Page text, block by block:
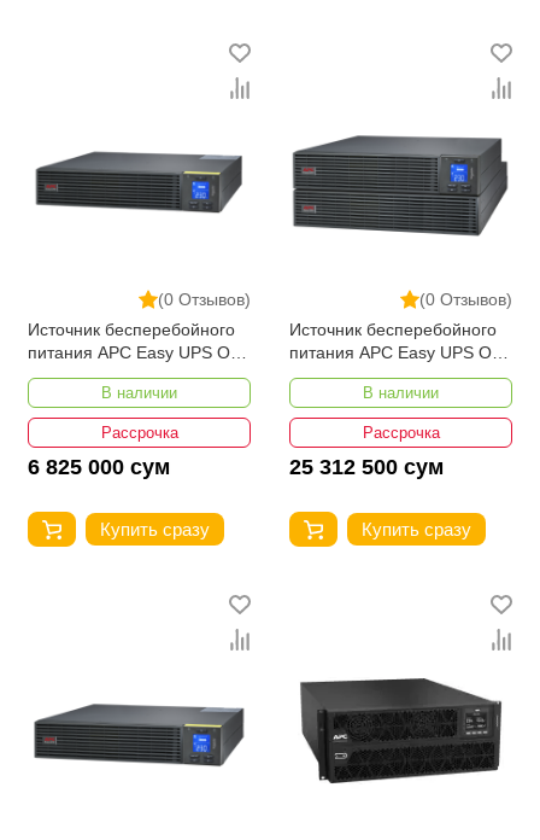
(0 Отзывов)
Источник бесперебойного
питания APC Easy UPS On-
Line, 1000VA/800W
В наличии
Рассрочка
6 825 000 сум
Купить сразу
(0 Отзывов)
Источник бесперебойного
питания APC Easy UPS On-
Line, 3kVA/2400W,
Rackmount 4U, 230V
В наличии
Рассрочка
25 312 500 сум
Купить сразу